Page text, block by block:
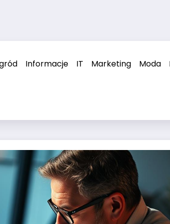
Informacje IT Marketing Moda